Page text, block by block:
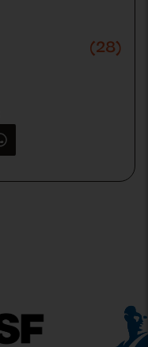
(28)